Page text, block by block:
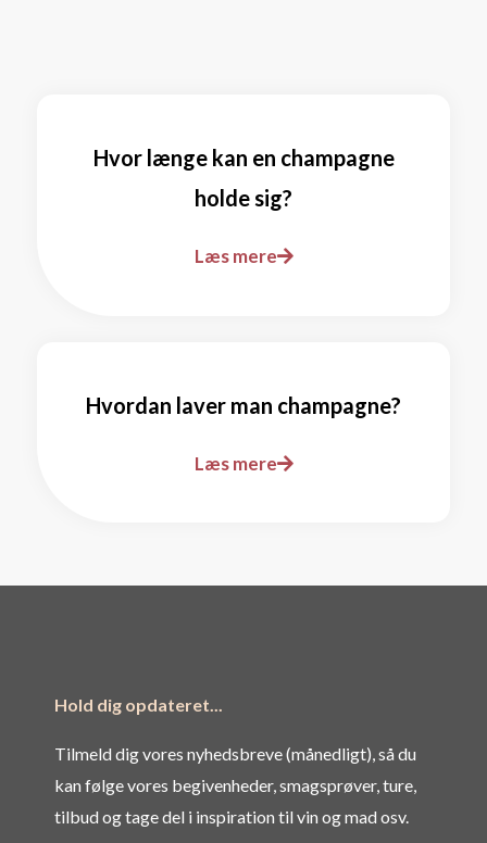
Hvor længe kan en champagne
holde sig?
Læs mere
Hvordan laver man champagne?
Læs mere
Hold dig opdateret...
Tilmeld dig vores nyhedsbreve (månedligt), så du
kan følge vores begivenheder, smagsprøver, ture,
tilbud og tage del i inspiration til vin og mad osv.